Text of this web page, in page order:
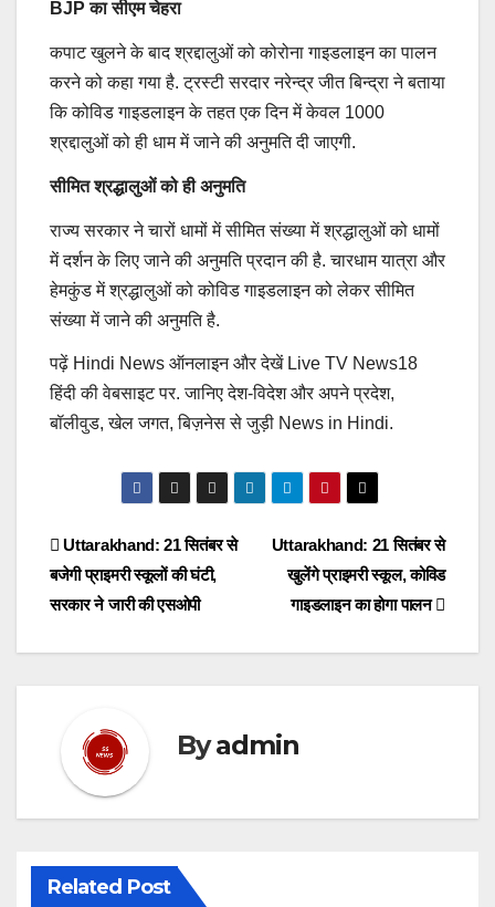
BJP का सीएम चेहरा
कपाट खुलने के बाद श्रद्दालुओं को कोरोना गाइडलाइन का पालन
करने को कहा गया है. ट्रस्टी सरदार नरेन्द्र जीत बिन्द्रा ने बताया
कि कोविड गाइडलाइन के तहत एक दिन में केवल 1000
श्रद्दालुओं को ही धाम में जाने की अनुमति दी जाएगी.
सीमित श्रद्धालुओं को ही अनुमति
राज्‍य सरकार ने चारों धामों में सीमित संख्‍या में श्रद्धालुओं को धामों
में दर्शन के लिए जाने की अनुमति प्रदान की है. चारधाम यात्रा और
हेमकुंड में श्रद्धालुओं को कोविड गाइडलाइन को लेकर सीमित
संख्या में जाने की अनुमति है.
पढ़ें Hindi News ऑनलाइन और देखें Live TV News18
हिंदी की वेबसाइट पर. जानिए देश-विदेश और अपने प्रदेश,
बॉलीवुड, खेल जगत, बिज़नेस से जुड़ी News in Hindi.
Post
navigation
Uttarakhand: 21 सितंबर से
खुलेंगे प्राइमरी स्कूल, कोविड
गाइडलाइन का होगा पालन
Uttarakhand: 21 सितंबर से
बजेगी प्राइमरी स्कूलों की घंटी,
सरकार ने जारी की एसओपी
Byadmin
Related Post